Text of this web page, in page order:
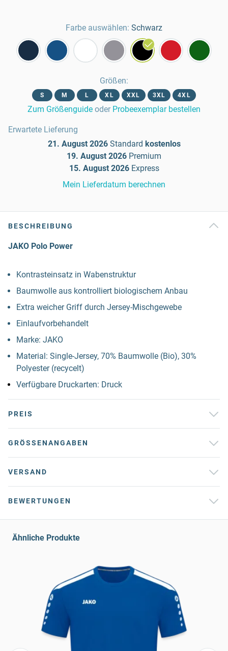
Farbe auswählen: Schwarz
Größen:
S M L XL XXL 3XL 4XL
Zum Größenguide oder Probeexemplar bestellen
Erwartete Lieferung
21. August 2026 Standard kostenlos
19. August 2026 Premium
15. August 2026 Express
Mein Lieferdatum berechnen
BESCHREIBUNG
JAKO Polo Power
Kontrasteinsatz in Wabenstruktur
Baumwolle aus kontrolliert biologischem Anbau
Extra weicher Griff durch Jersey-Mischgewebe
Einlaufvorbehandelt
Marke: JAKO
Material: Single-Jersey, 70% Baumwolle (Bio), 30%
Polyester (recycelt)
Verfügbare Druckarten: Druck
PREIS
GRÖSSENANGABEN
VERSAND
BEWERTUNGEN
Ähnliche Produkte